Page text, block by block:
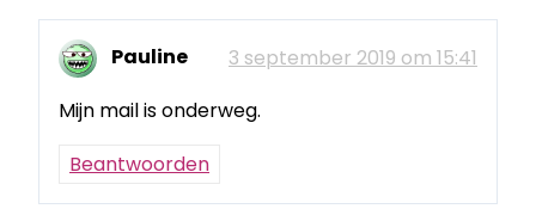
Pauline
3 september 2019 om 15:41
Mijn mail is onderweg.
Beantwoorden